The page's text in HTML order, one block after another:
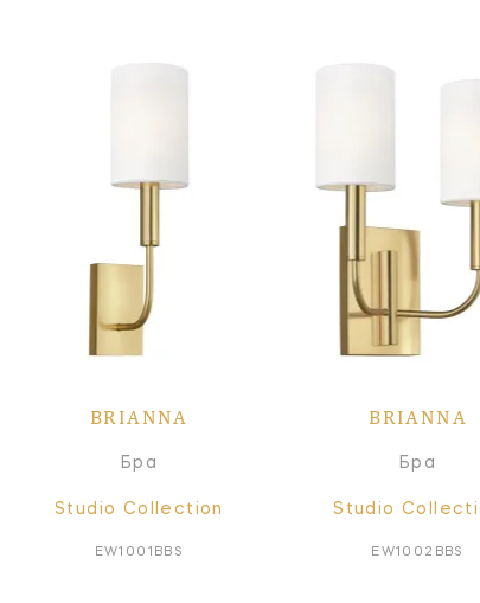
BRIANNA
Бра
Studio Collection
EW1001BBS
BRIANNA
Бра
Studio
EW1002BBS